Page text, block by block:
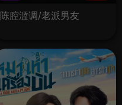
陈腔滥调/老派男友